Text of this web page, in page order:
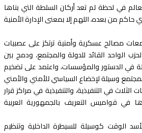
في لحظة لم تعد أركان السلطة التي بناها
من بعده، اللهم إلا بمعنى الإدارة الأمنية
مصالح عسكرية وأمنية ترتكز على عصبيات
الواحد القائد للدولة والمجتمع، ودمج بين
في الدستور والمؤسسات، واعتمد على تضخيم
وسيلة لإخضاع السياسي للأمني والأمني
الثلاث في التنفيذية، والتنفيذية في مراكز قرار
في قواميس التعريف بالجمهورية العربية
الوقت كوسيلة للسيطرة الداخلية وتنظيم